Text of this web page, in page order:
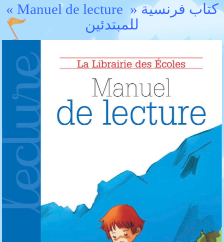
« Manuel de lecture » كتاب فرنسية
للمبتدئين